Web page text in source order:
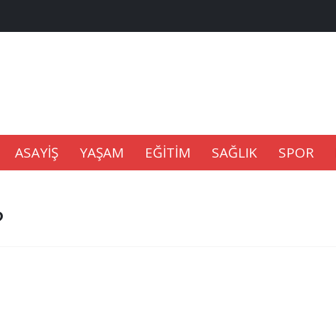
ASAYİŞ YAŞAM EĞİTİM SAĞLIK SPOR